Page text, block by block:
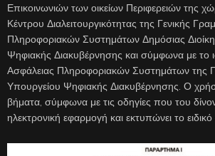
Επικοινωνιών των οικείων Περιφερειών της
Κέντρου Διαλειτουργικότητας της Γενικής
Πληροφοριακών Συστημάτων Δημόσιας
Ψηφιακής Διακυβέρνησης και σύμφωνα με το
Ασφάλειας Πληροφοριακών Συστημάτων της
Υπουργείου Ψηφιακής Διακυβέρνησης. Ο
βήματα, σύμφωνα με τις οδηγίες που του
ηλεκτρονική εφαρμογή και εκτυπώνει το